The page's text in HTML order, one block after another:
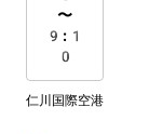
〜
9:1
0
仁川国際空港